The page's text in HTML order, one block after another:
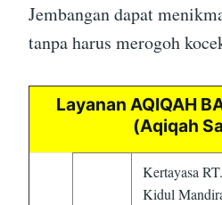
Jembangan dapat
tanpa harus merogoh
Layanan AQIQAH
(Aqiqah
Kertayasa
Kidul